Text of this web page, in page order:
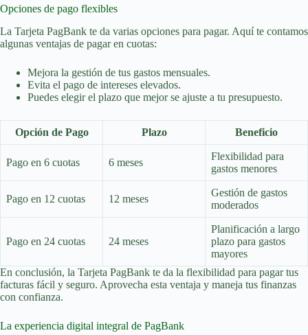
Opciones de pago flexibles
La Tarjeta PagBank te da varias opciones para pagar. Aquí te contamos
algunas ventajas de pagar en cuotas:
Mejora la gestión de tus gastos mensuales.
Evita el pago de intereses elevados.
Puedes elegir el plazo que mejor se ajuste a tu presupuesto.
Opción de Pago Plazo Beneficio
Pago en 6 cuotas 6 meses
Flexibilidad para
gastos menores
Pago en 12 cuotas 12 meses
Gestión de gastos
moderados
Pago en 24 cuotas 24 meses
Planificación a largo
plazo para gastos
mayores
En conclusión, la Tarjeta PagBank te da la flexibilidad para pagar tus
facturas fácil y seguro. Aprovecha esta ventaja y maneja tus finanzas
con confianza.
La experiencia digital integral de PagBank